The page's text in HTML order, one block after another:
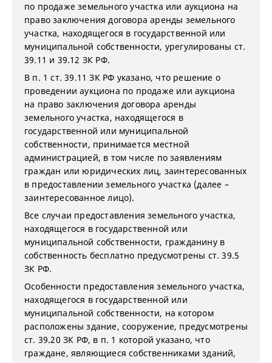
по продаже земельного участка или аукциона на
право заключения договора аренды земельного
участка, находящегося в государственной или
муниципальной собственности, урегулированы ст.
39.11 и 39.12 ЗК РФ.
В п. 1 ст. 39.11 ЗК РФ указано, что решение о
проведении аукциона по продаже или аукциона
на право заключения договора аренды
земельного участка, находящегося в
государственной или муниципальной
собственности, принимается местной
администрацией, в том числе по заявлениям
граждан или юридических лиц, заинтересованных
в предоставлении земельного участка (далее –
заинтересованное лицо).
Все случаи предоставления земельного участка,
находящегося в государственной или
муниципальной собственности, гражданину в
собственность бесплатно предусмотрены ст. 39.5
ЗК РФ.
Особенности предоставления земельного участка,
находящегося в государственной или
муниципальной собственности, на котором
расположены здание, сооружение, предусмотрены
ст. 39.20 ЗК РФ, в п. 1 которой указано, что
граждане, являющиеся собственниками зданий,